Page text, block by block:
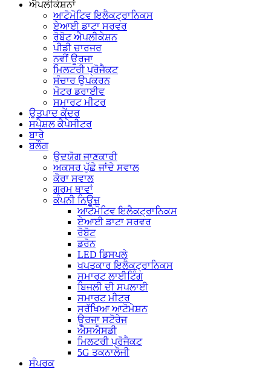
ਐਪਲੀਕੇਸ਼ਨਾਂ
ਆਟੋਮੋਟਿਵ ਇਲੈਕਟ੍ਰਾਨਿਕਸ
ਏਆਈ ਡਾਟਾ ਸਰਵਰ
ਰੋਬੋਟ ਐਪਲੀਕੇਸ਼ਨ
ਪੀਡੀ ਚਾਰਜਰ
ਨਵੀਂ ਊਰਜਾ
ਮਿਲਟਰੀ ਪ੍ਰੋਜੈਕਟ
ਸੰਚਾਰ ਉਪਕਰਨ
ਮੋਟਰ ਡਰਾਈਵ
ਸਮਾਰਟ ਮੀਟਰ
ਉਤਪਾਦ ਕੇਂਦਰ
ਸਪੈਸ਼ਲ ਕੈਪੇਸੀਟਰ
ਬਾਰੇ
ਬਲੌਗ
ਉਦਯੋਗ ਜਾਣਕਾਰੀ
ਅਕਸਰ ਪੁੱਛੇ ਜਾਂਦੇ ਸਵਾਲ
ਕੋਰਾ ਸਵਾਲ
ਗਰਮ ਥਾਵਾਂ
ਕੰਪਨੀ ਨਿਊਜ਼
ਆਟੋਮੋਟਿਵ ਇਲੈਕਟ੍ਰਾਨਿਕਸ
ਏਆਈ ਡਾਟਾ ਸਰਵਰ
ਰੋਬੋਟ
ਡਰੋਨ
LED ਡਿਸਪਲੇ
ਖਪਤਕਾਰ ਇਲੈਕਟ੍ਰਾਨਿਕਸ
ਸਮਾਰਟ ਲਾਈਟਿੰਗ
ਬਿਜਲੀ ਦੀ ਸਪਲਾਈ
ਸਮਾਰਟ ਮੀਟਰ
ਸੁਰੱਖਿਆ ਆਟੋਮੇਸ਼ਨ
ਊਰਜਾ ਸਟੋਰੇਜ
ਐਸਐਸਡੀ
ਮਿਲਟਰੀ ਪ੍ਰੋਜੈਕਟ
5G ਤਕਨਾਲੋਜੀ
ਸੰਪਰਕ